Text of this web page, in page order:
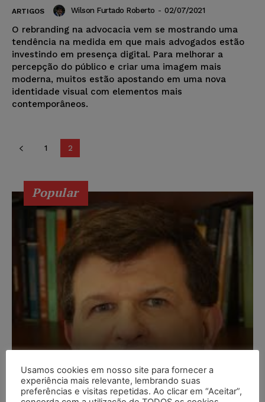
ARTIGOS Wilson Furtado Roberto - 02/07/2021
O rebranding na advocacia vem se mostrando uma
tendência na medida em que mais advogados estão
investindo em presença digital. Para melhorar a
percepção do público e criar uma imagem mais
moderna, muitos estão apostando em uma nova
identidade visual com elementos mais
contemporâneos.
1 2
Popular
Usamos cookies em nosso site para fornecer a
experiência mais relevante, lembrando suas
preferências e visitas repetidas. Ao clicar em “Aceitar”,